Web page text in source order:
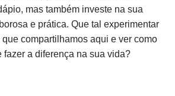
mas também investe na sua
e prática. Que tal experimentar
compartilhamos aqui e ver como
fazer a diferença na sua vida?